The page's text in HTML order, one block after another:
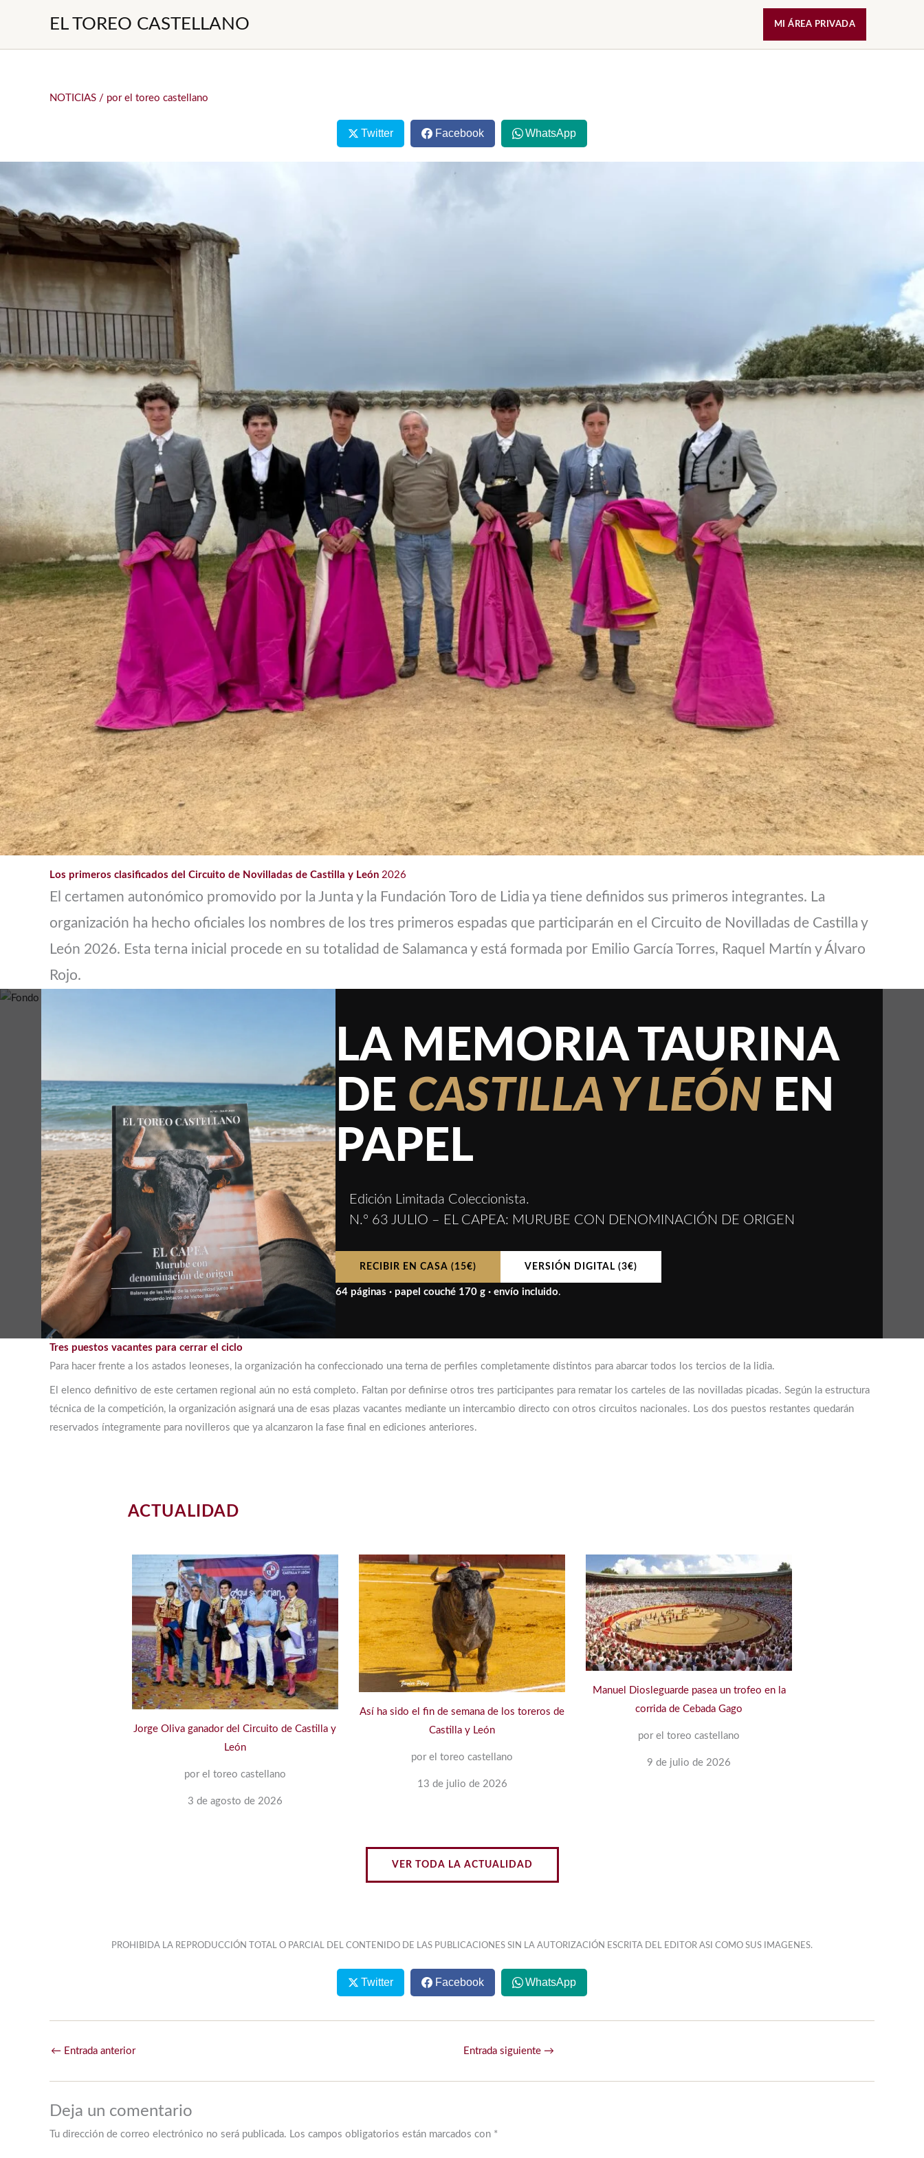
EL TOREO CASTELLANO MI ÁREA PRIVADA
NOTICIAS / por el toreo castellano
Twitter Facebook WhatsApp
Los primeros clasificados del Circuito de Novilladas de Castilla y León 2026
El certamen autonómico promovido por la Junta y la Fundación Toro de Lidia ya tiene definidos sus primeros integrantes. La
organización ha hecho oficiales los nombres de los tres primeros espadas que participarán en el Circuito de Novilladas de Castilla y
León 2026. Esta terna inicial procede en su totalidad de Salamanca y está formada por Emilio García Torres, Raquel Martín y Álvaro
Rojo.
LA MEMORIA TAURINA
DE CASTILLA Y LEÓN EN
PAPEL
Edición Limitada Coleccionista.
N.º 63 JULIO – EL CAPEA: MURUBE CON DENOMINACIÓN DE ORIGEN
RECIBIR EN CASA (15€) VERSIÓN DIGITAL (3€)
64 páginas · papel couché 170 g · envío incluido.
Tres puestos vacantes para cerrar el ciclo
Para hacer frente a los astados leoneses, la organización ha confeccionado una terna de perfiles completamente distintos para abarcar todos los tercios de la lidia.
El elenco definitivo de este certamen regional aún no está completo. Faltan por definirse otros tres participantes para rematar los carteles de las novilladas picadas. Según la estructura
técnica de la competición, la organización asignará una de esas plazas vacantes mediante un intercambio directo con otros circuitos nacionales. Los dos puestos restantes quedarán
reservados íntegramente para novilleros que ya alcanzaron la fase final en ediciones anteriores.
ACTUALIDAD
Jorge Oliva ganador del Circuito de Castilla y
León
por el toreo castellano
3 de agosto de 2026
Así ha sido el fin de semana de los toreros de
Castilla y León
por el toreo castellano
13 de julio de 2026
Manuel Diosleguarde pasea un trofeo en la
corrida de Cebada Gago
por el toreo castellano
9 de julio de 2026
VER TODA LA ACTUALIDAD
PROHIBIDA LA REPRODUCCIÓN TOTAL O PARCIAL DEL CONTENIDO DE LAS PUBLICACIONES SIN LA AUTORIZACIÓN ESCRITA DEL EDITOR ASI COMO SUS IMAGENES.
Twitter Facebook WhatsApp
← Entrada anterior Entrada siguiente →
Deja un comentario
Tu dirección de correo electrónico no será publicada. Los campos obligatorios están marcados con *